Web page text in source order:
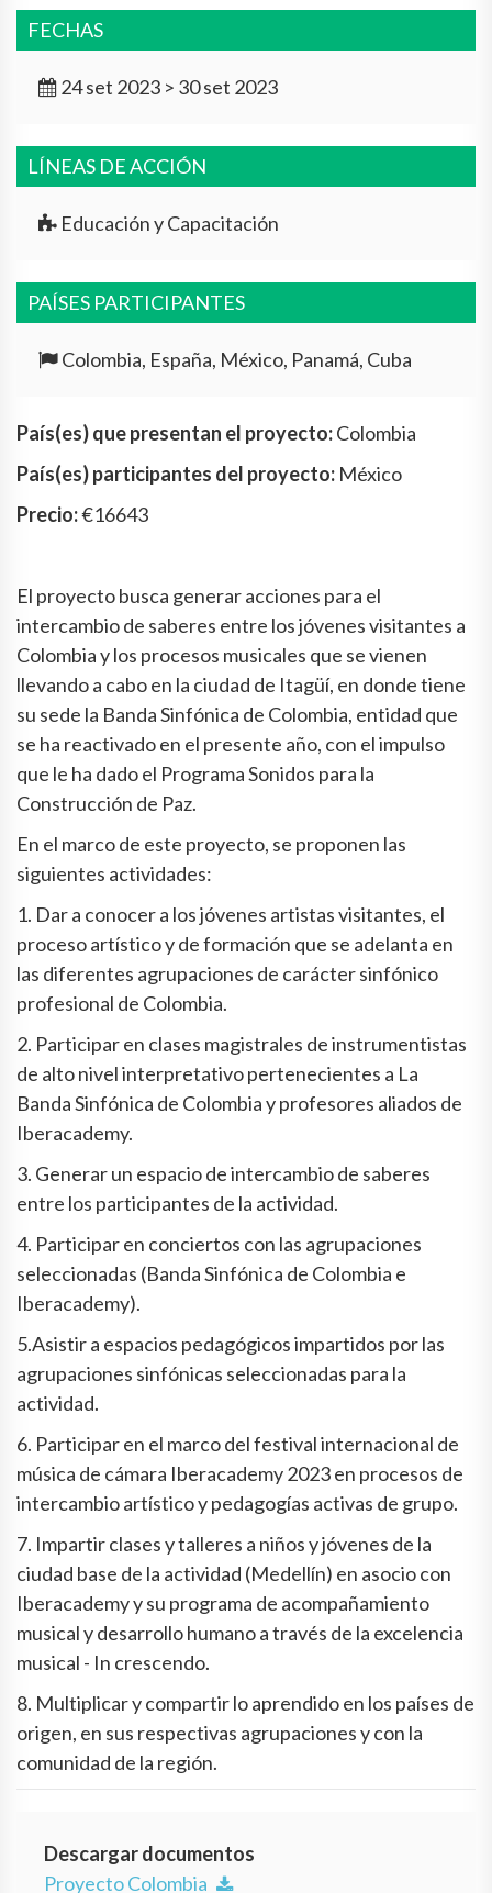
FECHAS
24 set 2023 > 30 set 2023
LÍNEAS DE ACCIÓN
Educación y Capacitación
PAÍSES PARTICIPANTES
Colombia, España, México, Panamá, Cuba
País(es) que presentan el proyecto:Colombia
País(es) participantes del proyecto: México
Precio:€16643
El proyecto busca generar acciones para el
intercambio de saberes entre los jóvenes visitantes a
Colombia y los procesos musicales que se vienen
llevando a cabo en la ciudad de Itagüí, en donde tiene
su sede la Banda Sinfónica de Colombia, entidad que
se ha reactivado en el presente año, con el impulso
que le ha dado el Programa Sonidos para la
Construcción de Paz.
En el marco de este proyecto, se proponen las
siguientes actividades:
1. Dar a conocer a los jóvenes artistas visitantes, el
proceso artístico y de formación que se adelanta en
las diferentes agrupaciones de carácter sinfónico
profesional de Colombia.
2. Participar en clases magistrales de instrumentistas
de alto nivel interpretativo pertenecientes a La
Banda Sinfónica de Colombia y profesores aliados de
Iberacademy.
3. Generar un espacio de intercambio de saberes
entre los participantes de la actividad.
4. Participar en conciertos con las agrupaciones
seleccionadas (Banda Sinfónica de Colombia e
Iberacademy).
5.Asistir a espacios pedagógicos impartidos por las
agrupaciones sinfónicas seleccionadas para la
actividad.
6. Participar en el marco del festival internacional de
música de cámara Iberacademy 2023 en procesos de
intercambio artístico y pedagogías activas de grupo.
7. Impartir clases y talleres a niños y jóvenes de la
ciudad base de la actividad (Medellín) en asocio con
Iberacademy y su programa de acompañamiento
musical y desarrollo humano a través de la excelencia
musical - In crescendo.
8. Multiplicar y compartir lo aprendido en los países de
origen, en sus respectivas agrupaciones y con la
comunidad de la región.
Descargar documentos
Proyecto Colombia